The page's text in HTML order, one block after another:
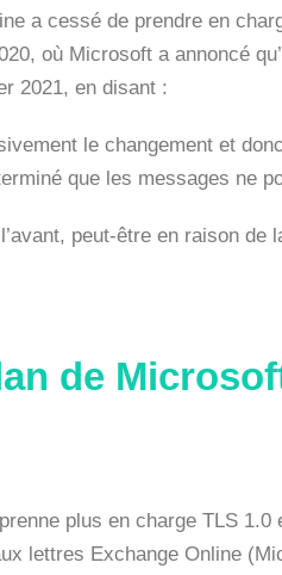
a cessé de prendre en
où Microsoft a annoncé
2021, en disant :
le changement et
que les messages ne
peut-être en raison
de
plus en charge TLS
lettres Exchange Online